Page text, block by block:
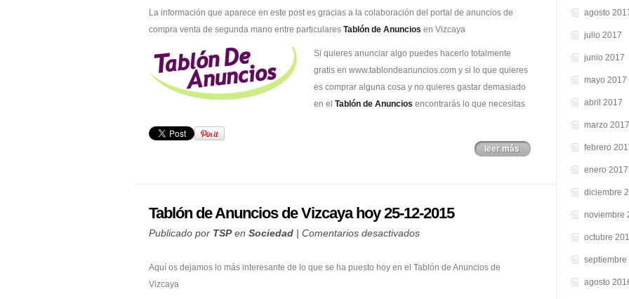
La información que aparece en este post es gracias a la colaboración del portal de anuncios de
compra venta de segunda mano entre particulares Tablón de Anuncios en Vizcaya
Si quieres anunciar algo puedes hacerlo totalmente
gratis en www.tablondeanuncios.com y si lo que quieres
es comprar alguna cosa y no quieres gastar demasiado
en el Tablón de Anuncios encontrarás lo que necesitas
leer más
Tablón de Anuncios de Vizcaya hoy 25-12-2015
Publicado por TSPen Sociedad | Comentarios desactivadosen
de
Aquí os dejamos lo más interesante de lo que se ha puesto hoy en el Tablón de Anuncios de
Vizcaya
agosto
julio 2017
junio 2017
mayo 2017
abril 2017
marzo 2017
febrero
enero 2017
diciembre
noviembre
octubre
septiembre
agosto